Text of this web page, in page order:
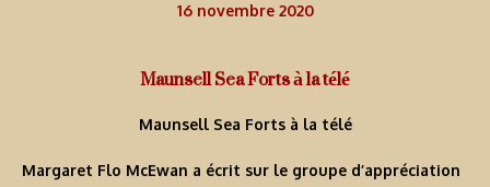
16 novembre 2020
Maunsell Sea Forts à la télé
Maunsell Sea Forts à la télé
Margaret Flo McEwan a écrit sur le groupe d’appréciation